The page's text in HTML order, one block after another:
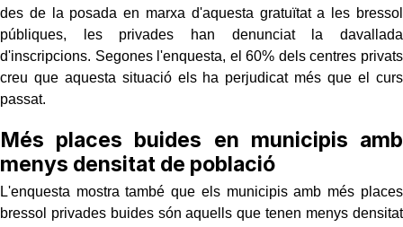
des de la posada en marxa d'aquesta gratuïtat a les bressol
públiques, les privades han denunciat la davallada
d'inscripcions. Segones l'enquesta, el 60% dels centres privats
creu que aquesta situació els ha perjudicat més que el curs
passat.
Més places buides en municipis amb
menys densitat de població
L'enquesta mostra també que els municipis amb més places
bressol privades buides són aquells que tenen menys densitat